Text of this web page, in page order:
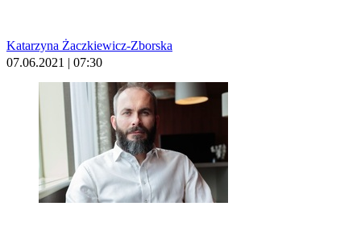
Katarzyna Żaczkiewicz-Zborska
07.06.2021 | 07:30